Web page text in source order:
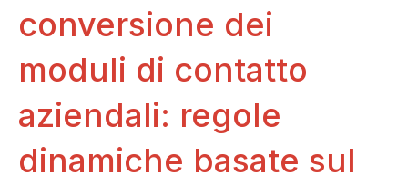
conversione dei
moduli di contatto
aziendali: regole
dinamiche basate sul